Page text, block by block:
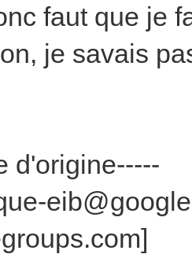
faut que je
je savais
d'origine-----